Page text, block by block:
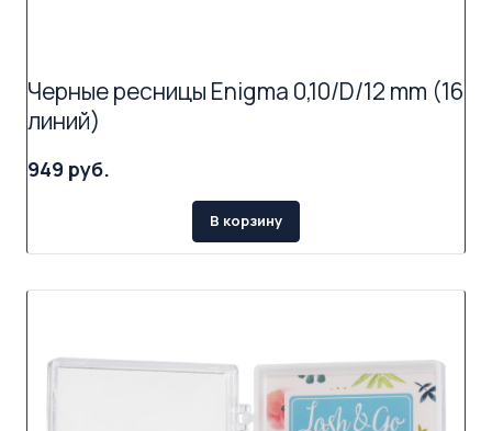
Черные ресницы Enigma 0,10/D/12 mm (16
линий)
949 руб.
В корзину